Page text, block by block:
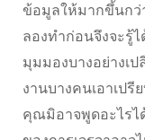
ข้อมูลให้มากขึ้นกว่
ลองทำก่อนจึงจะรู้
มุมมองบางอย่างเ
งานบางคนเอาเปรี
คุณมิอาจพูดอะไรไ